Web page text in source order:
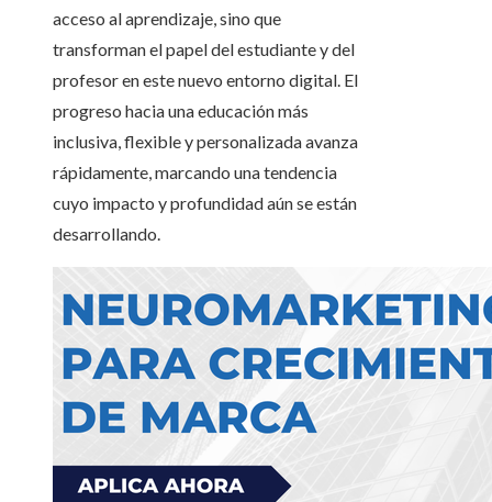
acceso al aprendizaje, sino que
transforman el papel del estudiante y del
profesor en este nuevo entorno digital. El
progreso hacia una educación más
inclusiva, flexible y personalizada avanza
rápidamente, marcando una tendencia
cuyo impacto y profundidad aún se están
desarrollando.